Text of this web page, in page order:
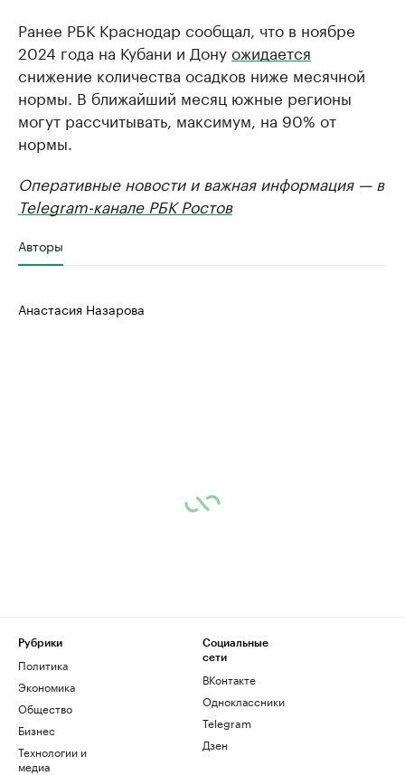
Ранее РБК Краснодар сообщал, что в ноябре
2024 года на Кубани и Донуожидается
снижение количества осадков ниже месячной
нормы. В ближайший месяц южные регионы
могут рассчитывать, максимум, на 90% от
нормы.
Оперативные новости и важная информация — в
Telegram-канале РБК Ростов
Авторы
Анастасия Назарова
Рубрики
Политика
Экономика
Общество
Бизнес
Технологии и
медиа
Социальные
сети
ВКонтакте
Одноклассники
Telegram
Дзен